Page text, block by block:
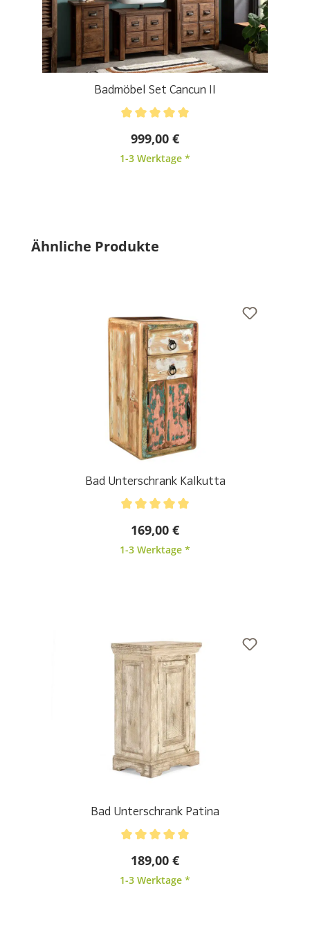
Badmöbel Set Cancun II
999,00 €
1-3 Werktage *
Produktgalerie überspringen
Ähnliche Produkte
Bad Unterschrank Kalkutta
169,00 €
1-3 Werktage *
Bad Unterschrank Patina
189,00 €
1-3 Werktage *